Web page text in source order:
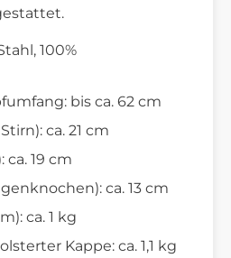
100%
bis ca. 62 cm
ca. 21 cm
ca. 19 cm
ca. 13 cm
ca. 1 kg
Kappe: ca. 1,1 kg